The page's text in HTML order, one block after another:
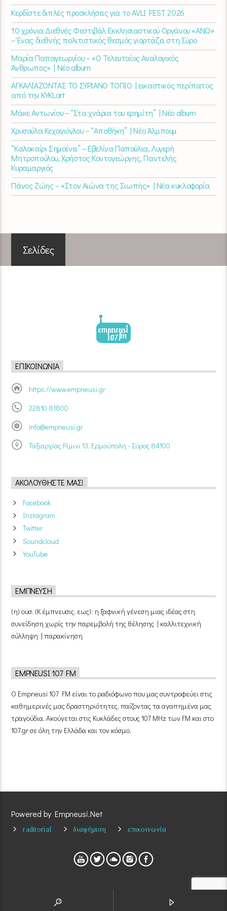
Κερδίστε διπλές προσκλήσεις για το AVLI FEST 2026
10 χρόνια Διεθνές Φεστιβάλ Εκκλησιαστικού Οργάνου «ΑΝΩ»
– Ένας διεθνής πολιτιστικός θεσμός γιορτάζει στη Σύρο​
Μαρία Παπαγεωργίου – «Ο Τελευταίος Αναλογικός
Άνθρωπος» | Νέο album
ΑΓΚΑΛΙΑΖΟΝΤΑΣ ΤΟ ΣΥΡΙΑΝΟ ΤΟΠΙΟ | εικαστικός περίπατος
από την KYKLart
Μάκε Αντωνίου – “Στα χνάρια του ερημίτη” | Νέο album
Χρυσούλα Κεχαγιόγλου – “Αποθήκη” | Νέο Άλμπουμ
“Καλοκαίρι Σημαίνει” – Εβελίνα Παπούλια, Λυγερή
Μητροπούλου, Χρήστος Κοντογεώργης, Παντελής
Κυραμαργιός
Πάνος Ζώης – «Στον Αιώνα της Σιωπής» | Νέα κυκλοφορία
Σελίδες
ΕΠΙΚΟΙΝΩΝΊΑ
https://www.empneusi.gr
22810 81800
info@empneusi.gr
Ταξιαρχίας Ρίμινι 13, Ερμούπολη - Σύρος 84100
ΑΚΟΛΟΥΘΉΣΤΕ ΜΑΣ!
Facebook
Instagram
Twitter
Soundcloud
YouTube
ΈΜΠΝΕΥΣΗ
(η) ουσ. (Κ έμπνευσις, εως): η ξαφνική γένεση μιας ιδέας στη
συνείδηση χωρίς την παρεμβολή της θέλησης | καλλιτεχνική
σύλληψη | παρακίνηση
EMPNEUSI 107 FM
Ο Empneusi 107 FM είναι το ραδιόφωνο που μας συντροφεύει στις
καθημερινές μας δραστηριότητες, παίζοντας τα αγαπημένα μας
τραγούδια. Ακούγεται στις Κυκλάδες στους 107 MHz των FM και στο
107.gr σε όλη την Ελλάδα και τον κόσμο.
Powered by Empneusi.Net
raditorial διαφήμιση επικοινωνία